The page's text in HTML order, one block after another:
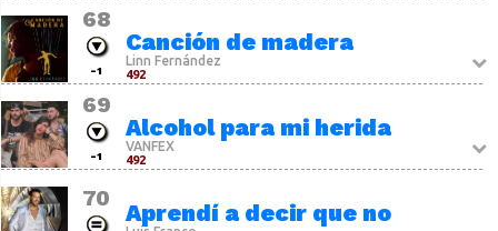
68
-1
Canción de madera
Linn Fernández
492
69
-1
Alcohol para mi herida
VANFEX
492
70
Aprendí a decir que no